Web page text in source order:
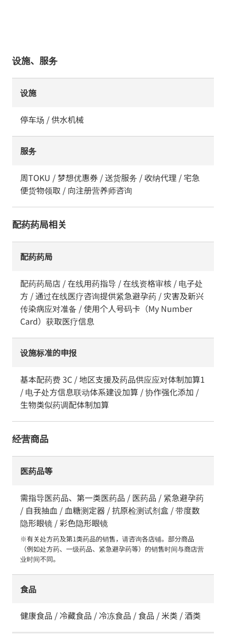
设施、服务
设施
停车场 / 供水机械
服务
周TOKU / 梦想优惠券 / 送货服务 / 收纳代理 / 宅急
便货物领取 / 向注册营养师咨询
配药药局相关
配药药局
配药药局店 / 在线用药指导 / 在线资格审核 / 电子处
方 / 通过在线医疗咨询提供紧急避孕药 / 灾害及新兴
传染病应对准备 / 使用个人号码卡（My Number
Card）获取医疗信息
设施标准的申报
基本配药费 3C / 地区支援及药品供应应对体制加算1
/ 电子处方信息联动体系建设加算 / 协作强化添加 /
生物类似药调配体制加算
经营商品
医药品等
需指导医药品、第一类医药品 / 医药品 / 紧急避孕药
/ 自我抽血 / 血糖测定器 / 抗原检测试剂盒 / 带度数
隐形眼镜 / 彩色隐形眼镜
※有关处方药及第1类药品的销售，请咨询各店铺。部分商品
（例如处方药、一级药品、紧急避孕药等）的销售时间与商店营
业时间不同。
食品
健康食品 / 冷藏食品 / 冷冻食品 / 食品 / 米类 / 酒类